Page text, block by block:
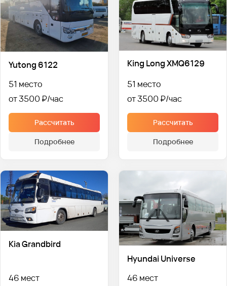
Yutong 6122
51 место
от 3500 ₽
Рассчитать
Подробнее
King Long XMQ6129
51 место
от 3500 ₽
Рассчитать
Подробнее
Kia Grandbird
46 мест
Hyundai Universe
46 мест